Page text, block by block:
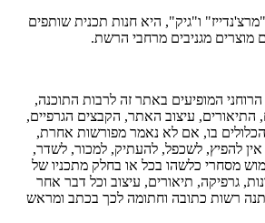
ו"גיק", היא חנות תכנית שותפים
הרוחני המופיעים באתר זה לרבות התוכנה,
התיאורים, עיצוב האתר, הקבצים הגרפיים,
בו, אם לא נאמר מפורשות אחרת,
אין להפיץ, לשכפל, להעתיק, למכור, לשדר,
מסחרי כלשהו בכל או בחלק מתכניו של
גרפיקה, תיאורים, עיצוב וכל דבר אחר
רשות כתובה וחתומה לכך בכתב ומראש